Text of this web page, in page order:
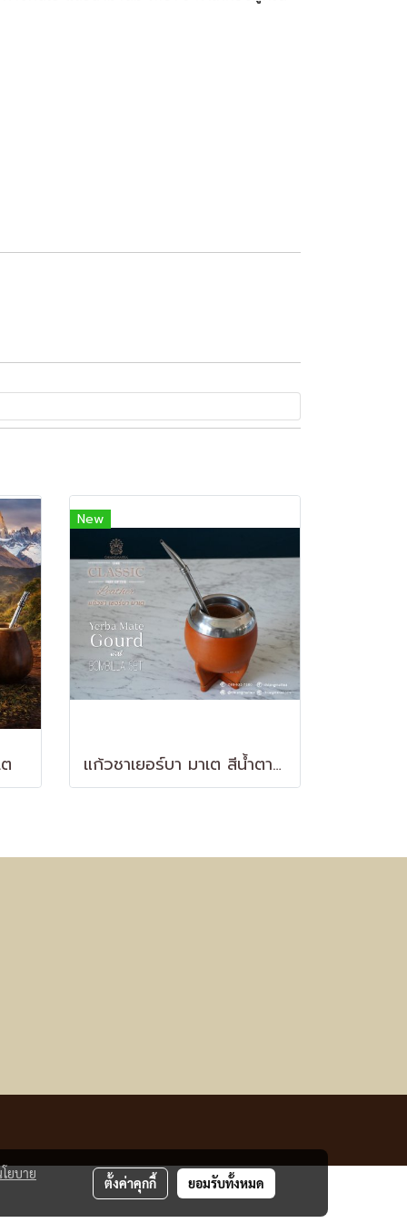
New
แก้วชาเยอร์บา มาเต สีน้ำตาลอิฐ (Yerba Mate Gourd)
ยบาย
ตั้งค่าคุกกี้ ยอมรับทั้งหมด